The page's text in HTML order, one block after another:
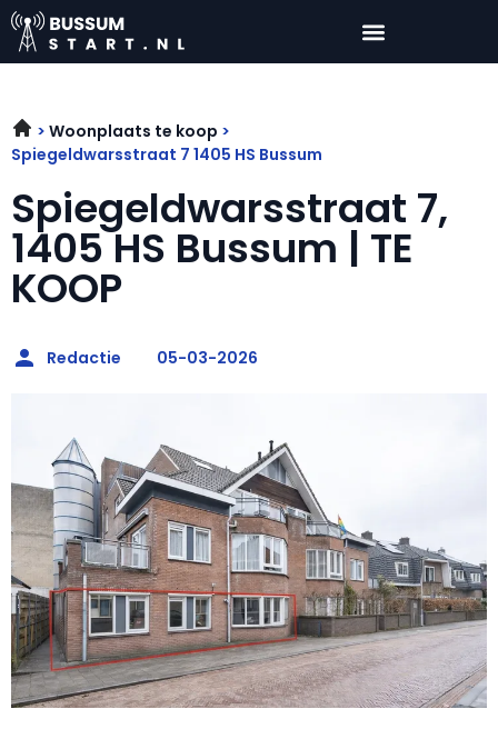
Woonplaats te koop
Spiegeldwarsstraat 7 1405 HS Bussum
Spiegeldwarsstraat 7,
1405 HS Bussum | TE
KOOP
Redactie 05-03-2026